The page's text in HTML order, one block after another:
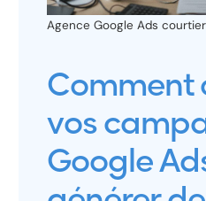
Agence Google Ads
Comment
vos
Google